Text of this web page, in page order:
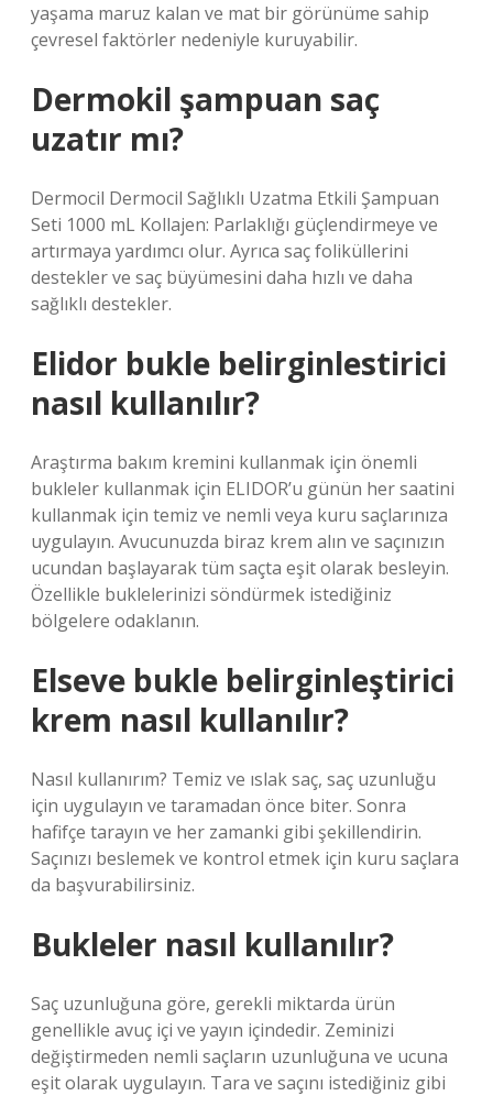
yaşama maruz kalan ve mat bir görünüme sahip
çevresel faktörler nedeniyle kuruyabilir.
Dermokil şampuan saç
uzatır mı?
Dermocil Dermocil Sağlıklı Uzatma Etkili Şampuan
Seti 1000 mL Kollajen: Parlaklığı güçlendirmeye ve
artırmaya yardımcı olur. Ayrıca saç foliküllerini
destekler ve saç büyümesini daha hızlı ve daha
sağlıklı destekler.
Elidor bukle belirginlestirici
nasıl kullanılır?
Araştırma bakım kremini kullanmak için önemli
bukleler kullanmak için ELIDOR’u günün her saatini
kullanmak için temiz ve nemli veya kuru saçlarınıza
uygulayın. Avucunuzda biraz krem ​​alın ve saçınızın
ucundan başlayarak tüm saçta eşit olarak besleyin.
Özellikle buklelerinizi söndürmek istediğiniz
bölgelere odaklanın.
Elseve bukle belirginleştirici
krem nasıl kullanılır?
Nasıl kullanırım? Temiz ve ıslak saç, saç uzunluğu
için uygulayın ve taramadan önce biter. Sonra
hafifçe tarayın ve her zamanki gibi şekillendirin.
Saçınızı beslemek ve kontrol etmek için kuru saçlara
da başvurabilirsiniz.
Bukleler nasıl kullanılır?
Saç uzunluğuna göre, gerekli miktarda ürün
genellikle avuç içi ve yayın içindedir. Zeminizi
değiştirmeden nemli saçların uzunluğuna ve ucuna
eşit olarak uygulayın. Tara ve saçını istediğiniz gibi